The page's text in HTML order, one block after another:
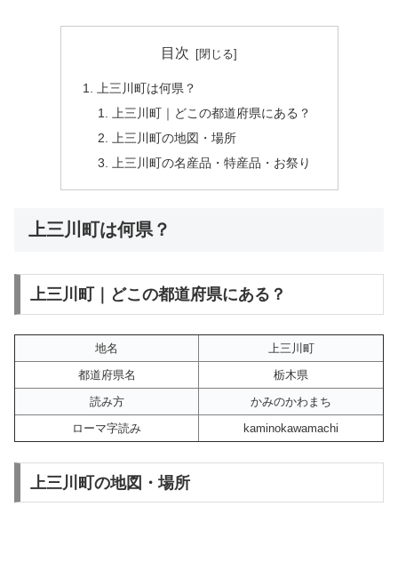
目次
上三川町は何県？
上三川町｜どこの都道府県にある？
上三川町の地図・場所
上三川町の名産品・特産品・お祭り
上三川町は何県？
上三川町｜どこの都道府県にある？
地名
上三川町
都道府県名
栃木県
読み方
かみのかわまち
ローマ字読み
kaminokawamachi
上三川町の地図・場所